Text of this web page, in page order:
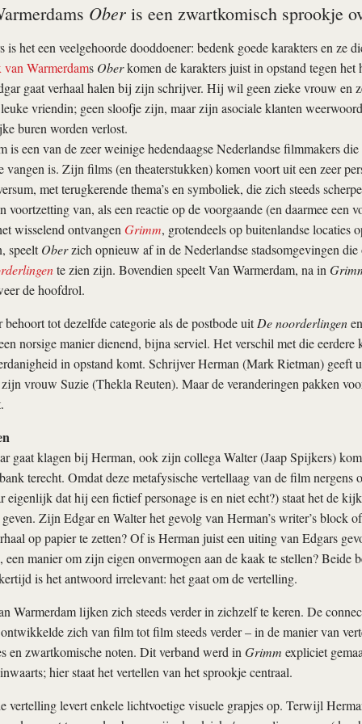
Oberis een zwartkomisch sprookje
is het een veelgehoorde dooddoener: bedenk goede karakters en ze
Warmerdams Oberkomen de karakters juist in opstand tegen het
gaat verhaal halen bij zijn schrijver. Hij wil geen zieke vrouw en
leuke vriendin; geen sloofje zijn, maar zijn asociale klanten
buren worden verlost.
is een van de zeer weinige hedendaagse Nederlandse filmmakers
vangen is. Zijn films (en theaterstukken) komen voort uit een zeer
met terugkerende thema’s en symboliek, die zich steeds
voortzetting van, als een reactie op de voorgaande (en daarmee een
wisselend ontvangen Grimm, grotendeels op buitenlandse locaties
speeltOberzich opnieuw af in de Nederlandse stadsomgevingen
te zien zijn. Bovendien speelt Van Warmerdam, na in
de hoofdrol.
tot dezelfde categorie als de postbode uitDe noorderlingen
norsige manier dienend, bijna serviel. Het verschil met die eerdere
in opstand komt. Schrijver Herman (Mark Rietman) geeft
vrouw Suzie (Thekla Reuten). Maar de veranderingen pakken
gaat klagen bij Herman, ook zijn collega Walter (Jaap Spijkers)
terecht. Omdat deze metafysische vertellaag van de film nergens
eigenlijk dat hij een fictief personage is en niet echt?) staat het de
Zijn Edgar en Walter het gevolg van Herman’s writer’s block
op papier te zetten? Of is Herman juist een uiting van Edgars
een manier om zijn eigen onvermogen aan de kaak te stellen? Beide
is het antwoord irrelevant: het gaat om de vertelling.
Warmerdam lijken zich steeds verder in zichzelf te keren. De
zich van film tot film steeds verder – in de manier van
en zwartkomische noten. Dit verband werd in Grimm expliciet
hier staat het vertellen van het sprookje centraal.
vertelling levert enkele lichtvoetige visuele grapjes op. Terwijl